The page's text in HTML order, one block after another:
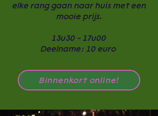
elke rang gaan naar huis met een
mooie prijs.
13u30 - 17u00
Deelname: 10 euro
Binnenkort online!